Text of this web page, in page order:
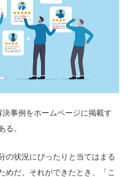
事例をホームページに掲載す
る。
の状況にぴったりと当てはまる
めだ。それができたとき、「こ